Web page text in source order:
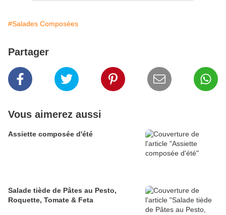
#Salades Composées
Partager
Vous aimerez aussi
Assiette composée d'été
Salade tiède de Pâtes au Pesto,
Roquette, Tomate & Feta